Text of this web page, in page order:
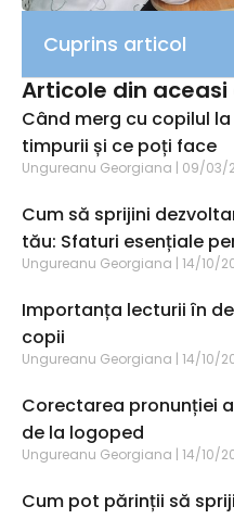
Cuprins articol
Articole din
Când merg cu copilul
timpurii și ce poți face
Ungureanu Georgiana 09/03/
Cum să sprijini
tău: Sfaturi esențiale
Ungureanu Georgiana 14/10/
Importanța lecturii în
copii
Ungureanu Georgiana 14/10/
Corectarea pronunției
de la logoped
Ungureanu Georgiana 14/10/
Cum pot părinții să